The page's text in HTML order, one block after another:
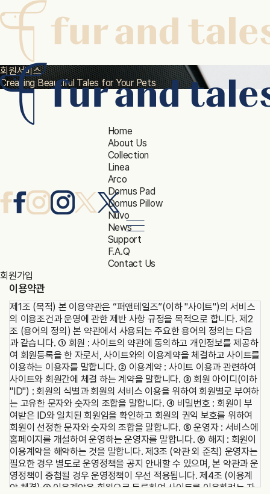
본문 바로가기
Home
About Us
Collection
Linea
Arco
Domus Pad
Domus Pillow
Nuvo
News
Support
F.A.Q
Contact Us
회원서비스
Creating Beautiful Tales for Your Pets
회원가입
이용약관
제1조 (목적) 본 이용약관은 “퍼앤테일즈”(이하 "사이트")의 서비스
의 이용조건과 운영에 관한 제반 사항 규정을 목적으로 합니다. 제2
조 (용어의 정의) 본 약관에서 사용되는 주요한 용어의 정의는 다음
과 같습니다. ① 회원 : 사이트의 약관에 동의하고 개인정보를 제공하
여 회원등록을 한 자로서, 사이트와의 이용계약을 체결하고 사이트를
이용하는 이용자를 말합니다. ② 이용계약 : 사이트 이용과 관련하여
사이트와 회원간에 체결 하는 계약을 말합니다. ③ 회원 아이디(이하
"ID") : 회원의 식별과 회원의 서비스 이용을 위하여 회원별로 부여하
는 고유한 문자와 숫자의 조합을 말합니다. ④ 비밀번호 : 회원이 부
여받은 ID와 일치된 회원임을 확인하고 회원의 권익 보호를 위하여
회원이 선정한 문자와 숫자의 조합을 말합니다. ⑤ 운영자 : 서비스에
홈페이지를 개설하여 운영하는 운영자를 말합니다. ⑥ 해지 : 회원이
이용계약을 해약하는 것을 말합니다. 제3조 (약관 외 준칙) 운영자는
필요한 경우 별도로 운영정책을 공지 안내할 수 있으며, 본 약관과 운
영정책이 중첩될 경우 운영정책이 우선 적용됩니다. 제4조 (이용계
약 체결) ① 이용계약은 회원으로 등록하여 사이트를 이용하려는 자